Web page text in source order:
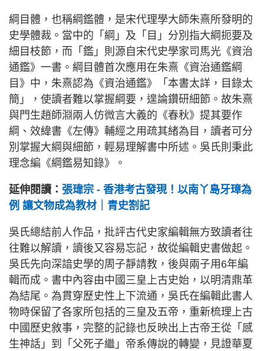
綱目體，也稱綱鑑體，是宋代理學大師朱熹所發明的
史學體裁。當中的「綱」及「目」分別指大綱扼要及
細目枝節，而「鑑」則源自宋代史學家司馬光《資治
通鑑》一書。綱目體首次應用在朱熹《資治通鑑綱
目》中，朱熹認為《資治通鑑》「本書太詳，目錄太
簡」，使讀者難以掌握綱要，遑論鑽研細節。故朱熹
與門生趙師淵兩人仿微言大義的《春秋》提其要作
綱、效緯書《左傳》輔經之用疏其緒為目，讀者可分
別掌握大綱與細節，輕易理解書中所述。吳氏則秉此
理念編《綱鑑易知錄》。
延伸閱讀： 張瑋宗 - 香港考古發現！以南丫島牙璋為
例 讓文物成為教材｜青史劄記
吳氏總結前人作品，批評古代史家編輯無方致讀者往
往難以解讀，讀後又容易忘記，故從編輯史書做起。
吳氏先向深諳史學的周子靜請教，後與兩子用6年編
輯而成。書中內容由中國三皇上古史始，以明清鼎革
為結尾。為貫穿歷史性上下流通，吳氏在編輯此書人
物時保留了各家所包括的三皇及五帝，重新梳理上古
中國歷史敘事，完整的記錄也反映出上古帝王從「感
生神話」到「父死子繼」帝系傳說的轉變，見證華夏